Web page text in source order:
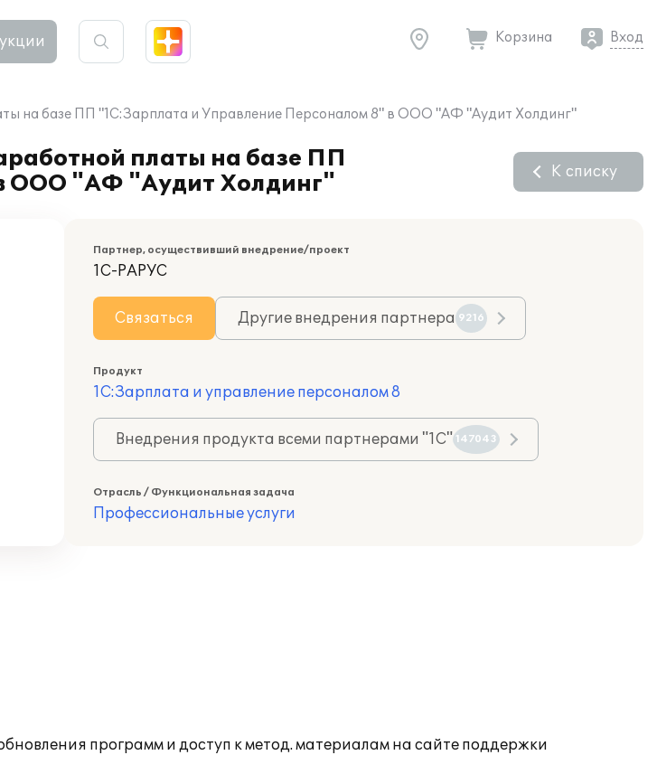
Корзина Вход
на базе ПП "1С:Зарплата и Управление Персоналом 8" в ООО "АФ "Аудит Холдинг"
платы на базе ПП
ООО "АФ "Аудит Холдинг"
К списку
Партнер, осуществивший внедрение/проект
1С-РАРУС
Связаться Другие внедрения партнера 9216
Продукт
1С:Зарплата и управление персоналом 8
Внедрения продукта всеми партнерами "1С" 147043
Отрасль / Функциональная задача
Профессиональные услуги
программ и доступ к метод. материалам на сайте поддержки